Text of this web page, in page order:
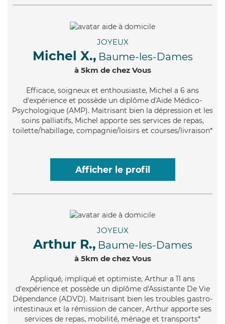
JOYEUX
Michel X., Baume-les-Dames
à 5km de chez Vous
Efficace, soigneux et enthousiaste, Michel a 6 ans
d'expérience et possède un diplôme d'Aide Médico-
Psychologique (AMP). Maitrisant bien la dépression et les
soins palliatifs, Michel apporte ses services de repas,
toilette/habillage, compagnie/loisirs et courses/livraison*
Afficher le profil
JOYEUX
Arthur R., Baume-les-Dames
à 5km de chez Vous
Appliqué, impliqué et optimiste, Arthur a 11 ans
d'expérience et possède un diplôme d'Assistante De Vie
Dépendance (ADVD). Maitrisant bien les troubles gastro-
intestinaux et la rémission de cancer, Arthur apporte ses
services de repas, mobilité, ménage et transports*